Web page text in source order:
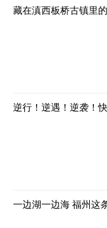
藏在滇西板桥古镇里
逆行！逆遇！逆袭！
一边湖一边海 福州这